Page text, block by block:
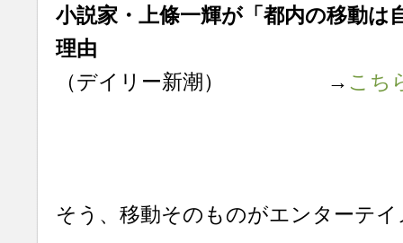
小説家・上條一輝が「都内の移動は
理由
（デイリー新潮） → こち
そう、移動そのものがエンターテ